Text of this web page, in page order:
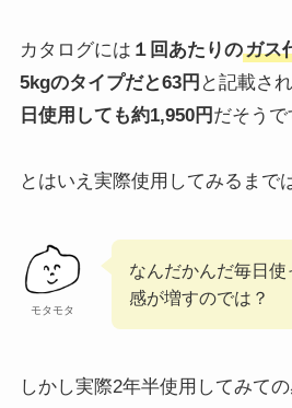
カタログには １回あたりのガス
5kgのタイプだと63円 と記載さ
日使用しても約1,950円 だそうで
とはいえ実際使用してみるまで
モタモタ
なんだかんだ毎日使
感が増すのでは？
しかし実際2年半使用してみての